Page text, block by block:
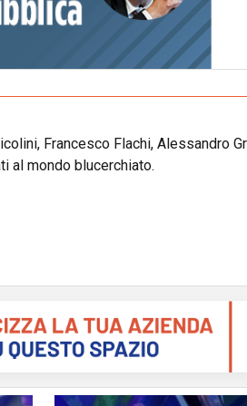
Francesco Flachi, Alessandro
al mondo blucerchiato.